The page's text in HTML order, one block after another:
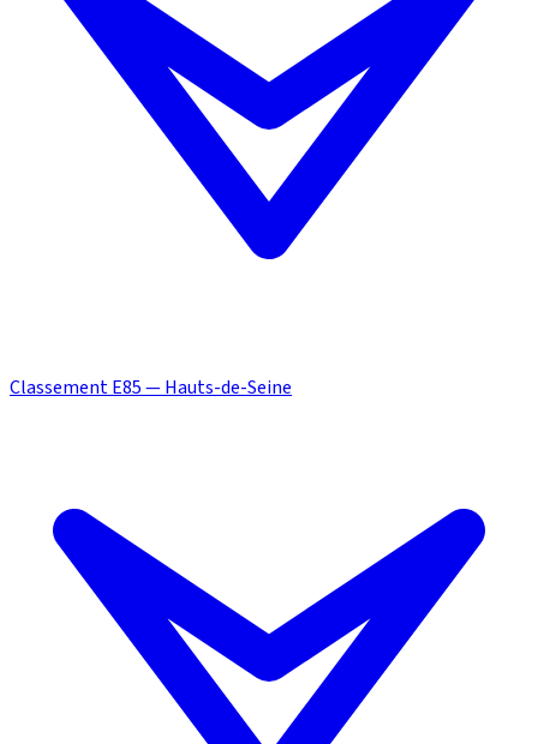
Classement E85 — Hauts-de-Seine